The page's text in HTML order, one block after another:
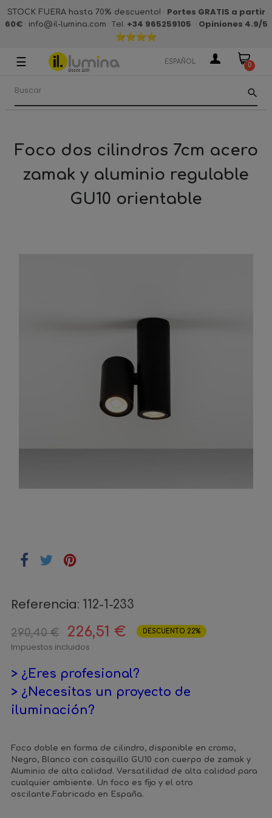
STOCK FUERA hasta 70% descuento! · Portes GRATIS a partir
60€· info@il-lumina.com · Tel. +34 965259105 · Opiniones 4.9/5
Navegación
palanca
☰ ESPAÑOL 0
search
Foco dos cilindros 7cm acero
zamak y aluminio regulable
GU10 orientable
Referencia: 112-1-233
290,40 € 226,51 € DESCUENTO 22%
Impuestos incluidos
> ¿Eres profesional?
> ¿Necesitas un proyecto de
iluminación?
Foco doble en forma de cilindro, disponible en cromo,
Negro, Blanco con casquillo GU10 con cuerpo de zamak y
Aluminio de alta calidad. Versatilidad de alta calidad para
cualquier ambiente. Un foco es fijo y el otro
oscilante.Fabricado en España.